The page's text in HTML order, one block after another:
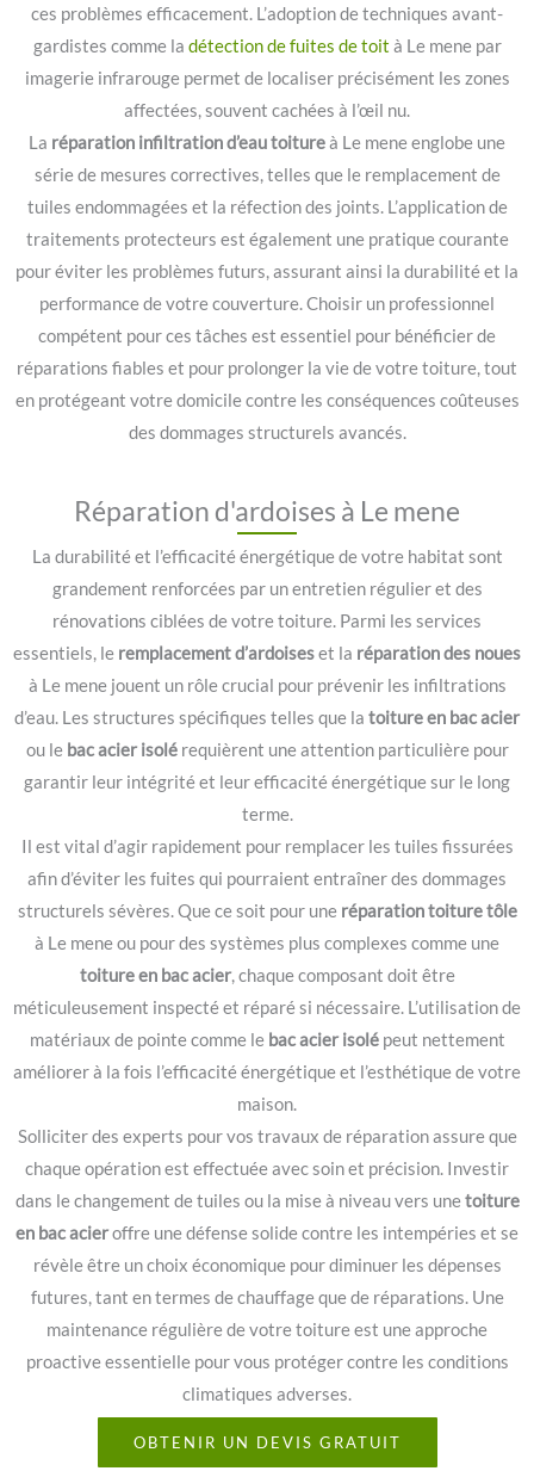
ces problèmes efficacement. L’adoption de techniques avant-
gardistes comme la détection de fuites de toit à Le mene par
imagerie infrarouge permet de localiser précisément les zones
affectées, souvent cachées à l’œil nu.
La réparation infiltration d’eau toitureà Le mene englobe une
série de mesures correctives, telles que le remplacement de
tuiles endommagées et la réfection des joints. L’application de
traitements protecteurs est également une pratique courante
pour éviter les problèmes futurs, assurant ainsi la durabilité et la
performance de votre couverture. Choisir un professionnel
compétent pour ces tâches est essentiel pour bénéficier de
réparations fiables et pour prolonger la vie de votre toiture, tout
en protégeant votre domicile contre les conséquences coûteuses
des dommages structurels avancés.
Réparation d'ardoises à Le mene
La durabilité et l’efficacité énergétique de votre habitat sont
grandement renforcées par un entretien régulier et des
rénovations ciblées de votre toiture. Parmi les services
essentiels, le remplacement d’ardoiseset la réparation des noues
à Le mene jouent un rôle crucial pour prévenir les infiltrations
d’eau. Les structures spécifiques telles que la toiture en bac acier
ou le bac acier isolérequièrent une attention particulière pour
garantir leur intégrité et leur efficacité énergétique sur le long
terme.
Il est vital d’agir rapidement pour remplacer les tuiles fissurées
afin d’éviter les fuites qui pourraient entraîner des dommages
structurels sévères. Que ce soit pour une réparation toiture tôle
à Le mene ou pour des systèmes plus complexes comme une
toiture en bac acier, chaque composant doit être
méticuleusement inspecté et réparé si nécessaire. L’utilisation de
matériaux de pointe comme le bac acier isolépeut nettement
améliorer à la fois l’efficacité énergétique et l’esthétique de votre
maison.
Solliciter des experts pour vos travaux de réparation assure que
chaque opération est effectuée avec soin et précision. Investir
dans le changement de tuiles ou la mise à niveau vers unetoiture
en bac acieroffre une défense solide contre les intempéries et se
révèle être un choix économique pour diminuer les dépenses
futures, tant en termes de chauffage que de réparations. Une
maintenance régulière de votre toiture est une approche
proactive essentielle pour vous protéger contre les conditions
climatiques adverses.
OBTENIR UN DEVIS GRATUIT